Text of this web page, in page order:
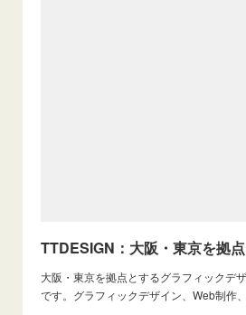
大阪・東京を拠点とするグラフィックデ
です。グラフィックデザイン、Web制作